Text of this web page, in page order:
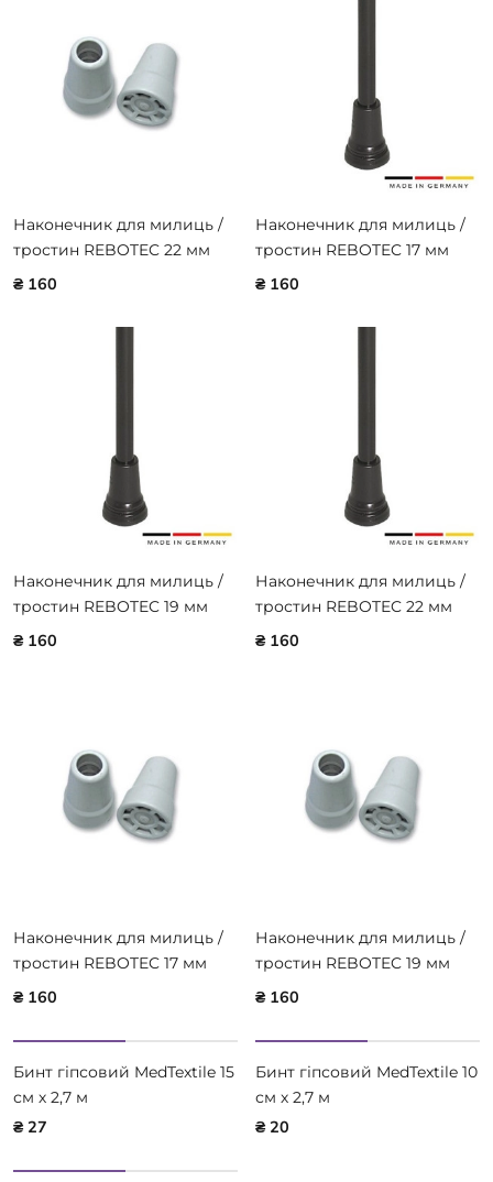
Наконечник для милиць /
тростин REBOTEC 22 мм
200.00.20
₴ 160
Наконечник для милиць /
тростин REBOTEC 17 мм
200.10.10
₴ 160
Наконечник для милиць /
тростин REBOTEC 19 мм
200.10.00
₴ 160
Наконечник для милиць /
тростин REBOTEC 22 мм
200.10.20
₴ 160
Наконечник для милиць /
тростин REBOTEC 17 мм
200.00.10
₴ 160
Наконечник для милиць /
тростин REBOTEC 19 мм
200.00.00
₴ 160
Бинт гіпсовий MedTextile 15
см х 2,7 м
₴ 27
Бинт гіпсовий MedTextile 10
см х 2,7 м
₴ 20